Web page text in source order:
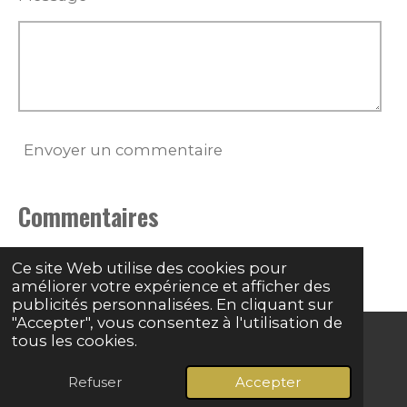
Ce site Web utilise des cookies pour
améliorer votre expérience et afficher des
publicités personnalisées. En cliquant sur
"Accepter", vous consentez à l'utilisation de
tous les cookies.
Refuser Accepter
Envoyer un commentaire
Commentaires
Il n'y a pas encore de commentaire.
© 2024 - 2026 Grave basse